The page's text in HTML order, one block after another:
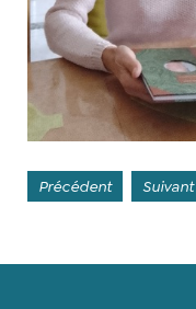
Précédent Suivant